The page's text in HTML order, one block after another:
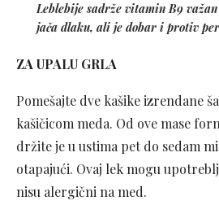
Leblebije sadrže vitamin B9
jača dlaku, ali je dobar i protiv
ZA UPALU GRLA
Pomešajte dve kašike izrendane
kašičicom meda. Od ove mase
držite je u ustima pet do sedam
otapajući. Ovaj lek mogu
nisu alergični na med.